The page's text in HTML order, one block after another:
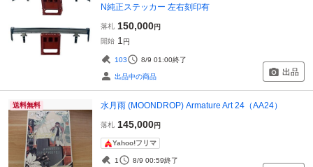
N純正ステッカー 左右刻印有
落札 150,000円
開始 1 円
103 8/9 01:00終了
出品中の商品 出品
送料無料 水月雨 (MOONDROP) Armature Art 24（AA24）
落札 145,000円
Yahoo!フリマ
1 8/9 00:59終了